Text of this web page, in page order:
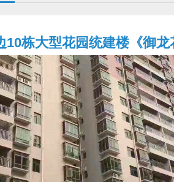
10栋大型花园统建楼《御